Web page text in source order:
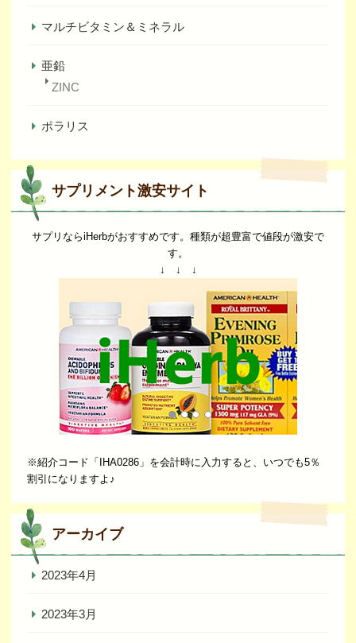
マルチビタミン＆ミネラル
亜鉛
ZINC
ポラリス
サプリメント激安サイト
サプリならiHerbがおすすめです。種類が超豊富で値段が激安で
す。
↓ ↓ ↓
※紹介コード「IHA0286」を会計時に入力すると、いつでも5％
割引になりますよ♪
アーカイブ
2023年4月
2023年3月